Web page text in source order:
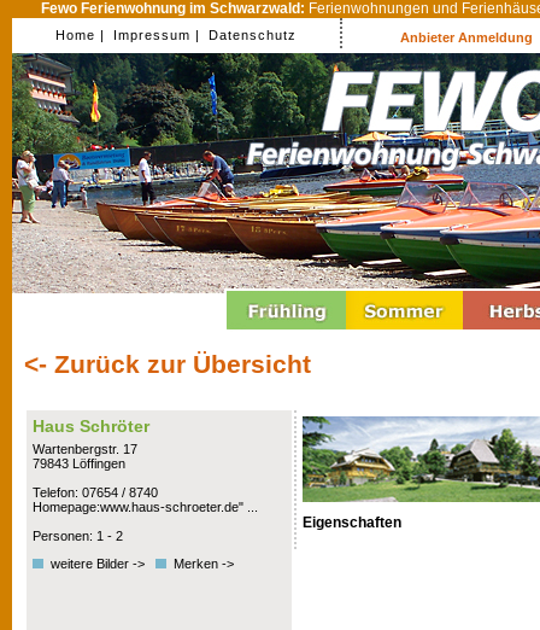
Fewo Ferienwohnung im Schwarzwald: Ferienwohnungen und
Home | Impressum | Datenschutz Anbieter Anmeldung
<- Zurück zur Übersicht
Haus Schröter
Wartenbergstr. 17
79843 Löffingen
Telefon: 07654 / 8740
Homepage:www.haus-schroeter.de" ...
Personen: 1 - 2
weitere Bilder ->
Merken ->
Eigenschaften